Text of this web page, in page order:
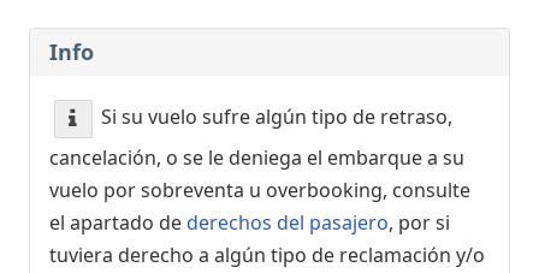
Info
Si su vuelo sufre algún tipo de retraso,
cancelación, o se le deniega el embarque a su
vuelo por sobreventa u overbooking, consulte
el apartado dederechos del pasajero, por si
tuviera derecho a algún tipo de reclamación y/o